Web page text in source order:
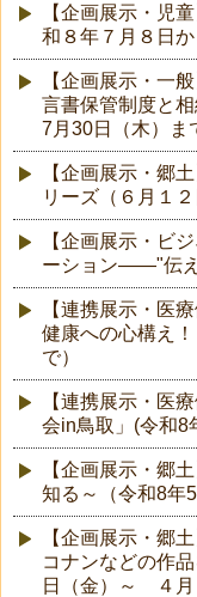
【企画展示・児
和８年７月８日か
【企画展示・一
言書保管制度と
7月30日（木）ま
【企画展示・郷
リーズ（６月１
【企画展示・ビ
ーション――"伝え
【連携展示・医
健康への心構え
で）
【連携展示・医
会in鳥取」(令和8
【企画展示・郷
知る～（令和8年
【企画展示・郷
コナンなどの作
日（金）～ ４月